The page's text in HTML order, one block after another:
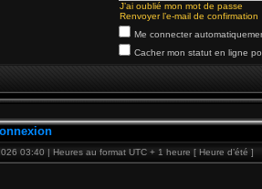
J’ai oublié mon mot de passe
Renvoyer l’e-mail de confirmation
Me connecter
Cacher mon statut en ligne
03:40 | Heures au format UTC + 1 heure [ Heure d’été ]